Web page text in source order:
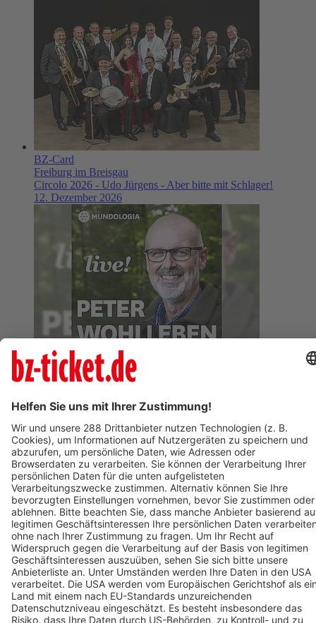
BZ-Card
Freiburg im Breisgau
Circolo 2026 - Udo Jürgens - Aber bitte mit Schlager!
12. Dezember 2026
BZ-Card
Freiburg im Breisgau
der Bäume
28. Januar 2027
BZ-Card
Freiburg im Breisgau
Berliner Barock Solisten
18. Februar 2027